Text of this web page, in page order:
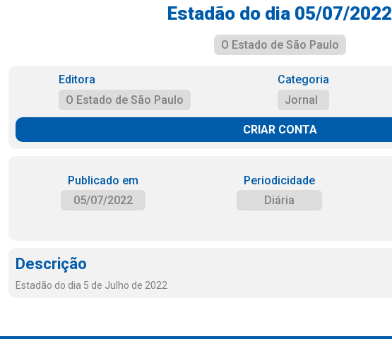
Estadão do dia 05/07/2022
O Estado de São Paulo
Editora
O Estado de São Paulo
Categoria
Jornal
CRIAR CONTA
Publicado em
05/07/2022
Periodicidade
Diária
Descrição
Estadão do dia 5 de Julho de 2022